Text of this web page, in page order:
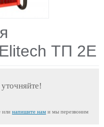
ТП 2Е
или напишите нам и мы перезвоним